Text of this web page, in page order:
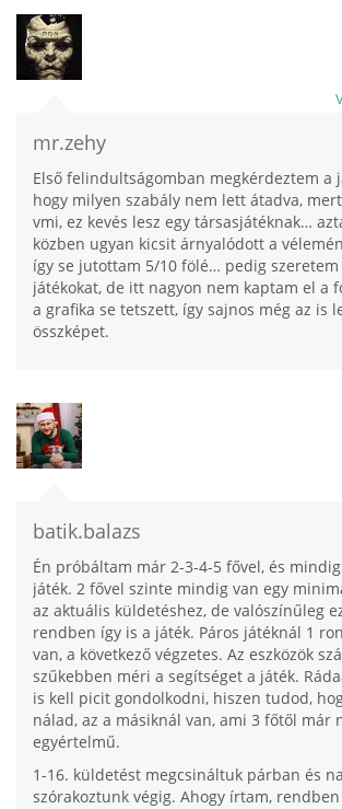
mr.zehy
Első felindultságomban megkérdeztem a
hogy milyen szabály nem lett átadva,
vmi, ez kevés lesz egy társasjátéknak…
közben ugyan kicsit árnyalódott a
így se jutottam 5/10 fölé… pedig szeretem
játékokat, de itt nagyon nem kaptam el a
a grafika se tetszett, így sajnos még az is
összképet.
batik.balazs
Én próbáltam már 2-3-4-5 fővel, és
játék. 2 fővel szinte mindig van egy
az aktuális küldetéshez, de valószínűleg
rendben így is a játék. Páros játéknál 1
van, a következő végzetes. Az eszközök
szűkebben méri a segítséget a játék.
is kell picit gondolkodni, hiszen tudod,
nálad, az a másiknál van, ami 3 főtől már
egyértelmű.
1-16. küldetést megcsináltuk párban és
szórakoztunk végig. Ahogy írtam,